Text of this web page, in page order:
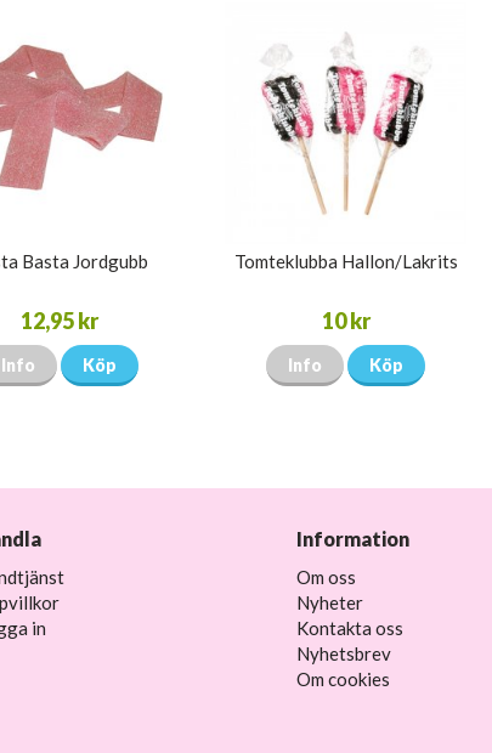
Basta Jordgubb
12,95 kr
Info Köp
Tomteklubba Hallon/Lakrits
10 kr
Info Köp
in
Information
Om oss
Nyheter
Kontakta oss
Nyhetsbrev
Om cookies